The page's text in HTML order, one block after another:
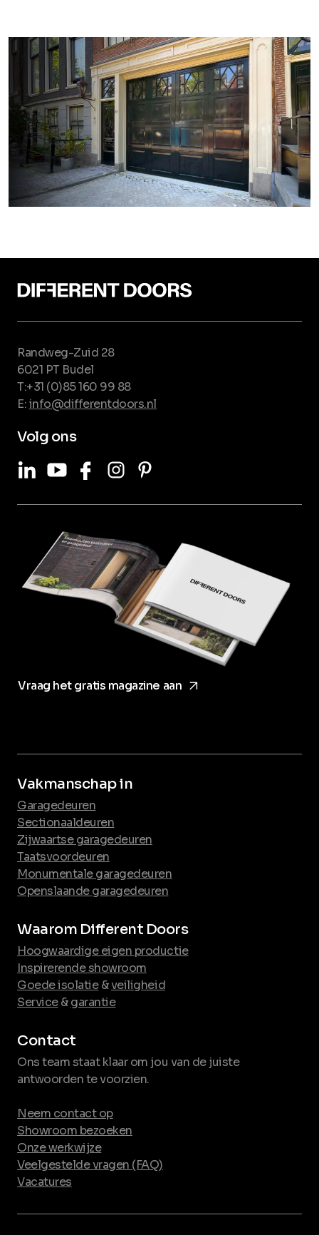
Randweg-Zuid 28
6021 PT Budel
T:+31 (0)85 160 99 88
E:info@differentdoors.nl
Volg ons
LinkedInYoutubeFacebookInstagram
Vakmanschap in
Garagedeuren
Sectionaaldeuren
Zijwaartse garagedeuren
Taatsvoordeuren
Monumentale garagedeuren
Openslaande garagedeuren
Waarom Different Doors
Hoogwaardige eigen productie
Inspirerende showroom
Goede isolatie&veiligheid
Service&garantie
Contact
Ons team staat klaar om jou van de juiste
antwoorden te voorzien.
Neem contact op
Showroom bezoeken
Onze werkwijze
Veelgestelde vragen (FAQ)
Vacatures
Vraag het gratis magazine aanarrow_forward